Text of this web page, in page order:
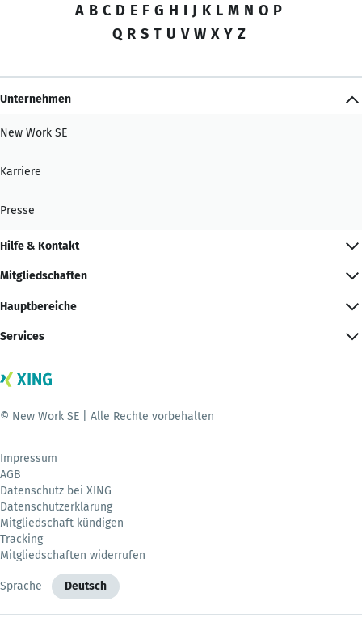
A B C D E F G H I J K L M N O P
Q R S T U V W X Y Z
Unternehmen
New Work SE
Karriere
Presse
Hilfe & Kontakt
Mitgliedschaften
Hauptbereiche
Services
© New Work SE | Alle Rechte vorbehalten
Impressum
AGB
Datenschutz bei XING
Datenschutzerklärung
Mitgliedschaft kündigen
Tracking
Mitgliedschaften widerrufen
Sprache Deutsch